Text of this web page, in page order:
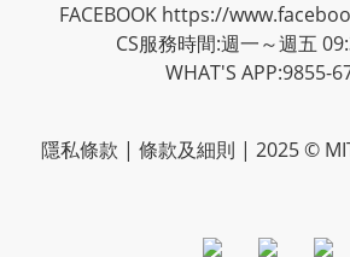
FACEBOOK https://
CS服務時間:週一～週五
WHAT'S APP:9855-
隱私條款 | 條款及細則 | 2025 ©